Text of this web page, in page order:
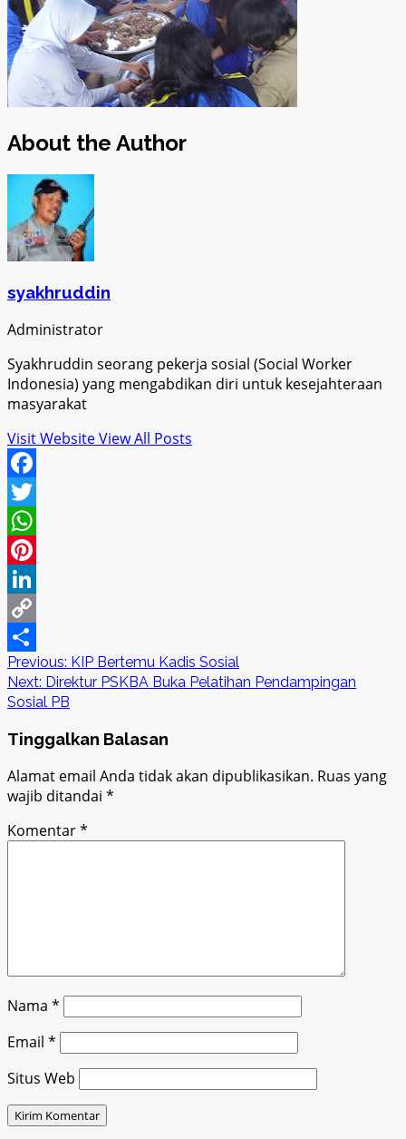
About the Author
syakhruddin
Administrator
Syakhruddin seorang pekerja sosial (Social Worker
Indonesia) yang mengabdikan diri untuk kesejahteraan
masyarakat
Visit WebsiteView All Posts
Facebook
Twitter
WhatsApp
Pinterest
LinkedIn
Copy
Link
Share
Post
navigation
Previous: KIP Bertemu Kadis Sosial
Next: Direktur PSKBA Buka Pelatihan Pendampingan
Sosial PB
Tinggalkan Balasan
Alamat email Anda tidak akan dipublikasikan. Ruas yang
wajib ditandai *
Komentar*
Nama *
Email *
Situs Web